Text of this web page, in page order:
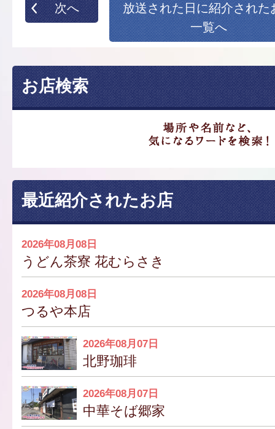
次へ
放送された日に紹介された
一覧へ
お店検索
最近紹介されたお店
2026年08月08日
うどん茶寮 花むらさき
2026年08月08日
つるや本店
2026年08月07日
北野珈琲
2026年08月07日
中華そば郷家